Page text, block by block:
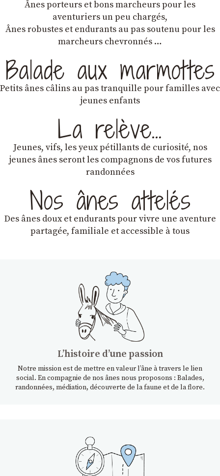
Ânes porteurs et bons marcheurs pour les
aventuriers un peu chargés,
Ânes robustes et endurants au pas soutenu pour les
marcheurs chevronnés …
Balade aux marmottes
Petits ânes câlins au pas tranquille pour familles avec
jeunes enfants
La relève…
Jeunes, vifs, les yeux pétillants de curiosité, nos
jeunes ânes seront les compagnons de vos futures
randonnées
Nos ânes attelés
Des ânes doux et endurantspour vivre une aventure
partagée, familiale et accessible à tous
Lʼhistoire dʼune passion
Notre mission est de mettre en valeur l’âne à travers le lien
social. En compagnie de nos ânes nous proposons : Balades,
randonnées, médiation, découverte de la faune et de la flore.